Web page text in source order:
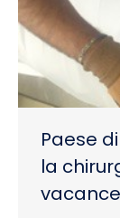
Paese
la